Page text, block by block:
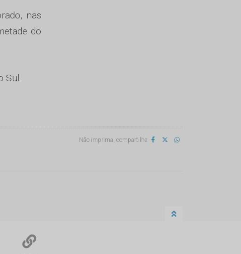
nas
do
Sul.
Não imprima, compartilhe